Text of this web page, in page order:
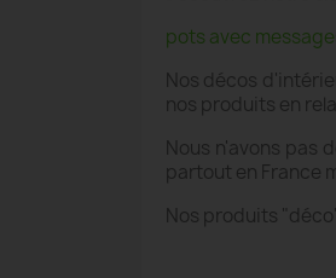
pots avec
Nos décos
nos produits en
Nous n'avons pas
partout en France
Nos produits